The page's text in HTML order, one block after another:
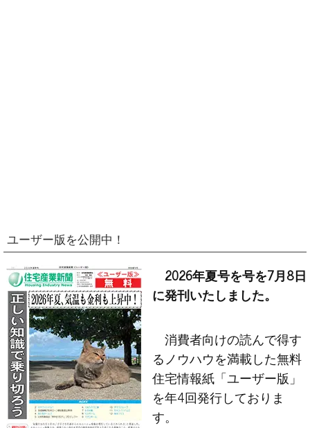
ユーザー版を公開中！
2026年夏号を号を7月8日
に発刊いたしました。
消費者向けの読んで得す
るノウハウを満載した無料
住宅情報紙「ユーザー版」
を年4回発行しておりま
す。